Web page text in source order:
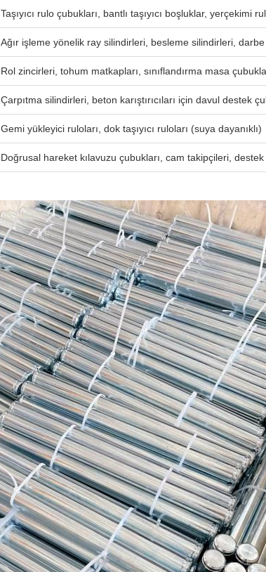
Taşıyıcı rulo çubukları, bantlı taşıyıcı boşluklar, yerçekimi
Ağır işleme yönelik ray silindirleri, besleme silindirleri,
Rol zincirleri, tohum matkapları, sınıflandırma masa
Çarpıtma silindirleri, beton karıştırıcıları için davul destek
Gemi yükleyici ruloları, dok taşıyıcı ruloları (suya dayanıklı)
Doğrusal hareket kılavuzu çubukları, cam takipçileri,